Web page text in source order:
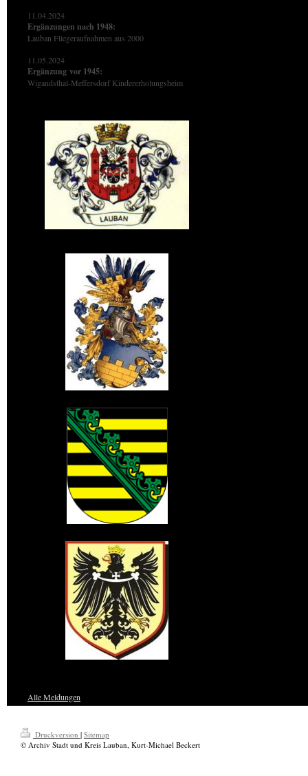
11.04.2024
Ergänzungen nach 1948:
Lauban Fliegeraufnahmen aus 2000
11.05.2024
Ergänzung vor 1945:
Wigandsthal-Meffersdorf Kindererholungsheim
Alle Meldungen
Druckversion | Sitemap
© Archiv Stadt und Kreis Lauban, Kurt-Michael Beckert